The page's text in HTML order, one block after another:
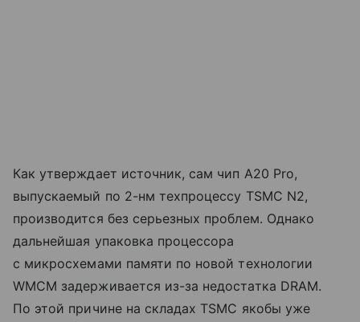
Как утверждает источник, сам чип A20 Pro,
выпускаемый по 2-нм техпроцессу TSMC N2,
производится без серьезных проблем. Однако
дальнейшая упаковка процессора
с микросхемами памяти по новой технологии
WMCM задерживается из-за недостатка DRAM.
По этой причине на складах TSMC якобы уже